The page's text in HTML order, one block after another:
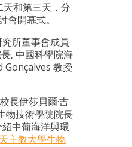
和第三天，分
會開幕式。
所董事會成員
, 中國科學院海
Gonçalves 教授
長伊莎貝爾·吉
物技術學院院長
中葡海洋與環
主教大學生物